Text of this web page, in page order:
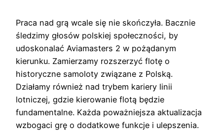
Praca nad grą wcale się nie skończyła. Bacznie
śledzimy głosów polskiej społeczności, by
udoskonalać Aviamasters 2 w pożądanym
kierunku. Zamierzamy rozszerzyć flotę o
historyczne samoloty związane z Polską.
Działamy również nad trybem kariery linii
lotniczej, gdzie kierowanie flotą będzie
fundamentalne. Każda poważniejsza aktualizacja
wzbogaci grę o dodatkowe funkcje i ulepszenia.